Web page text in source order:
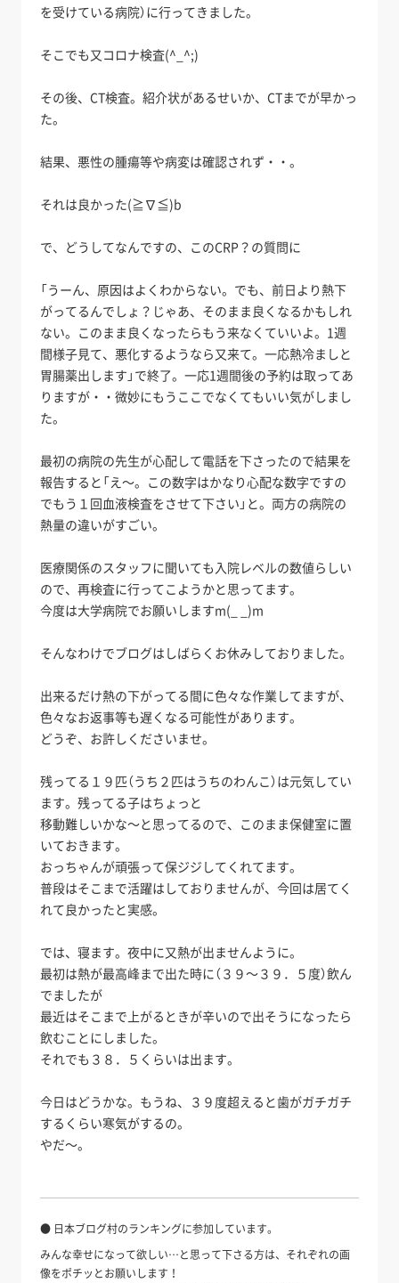
を受けている病院）に行ってきました。
そこでも又コロナ検査(^_^;)
その後、CT検査。紹介状があるせいか、CTまでが早かっ
た。
結果、悪性の腫瘍等や病変は確認されず・・。
それは良かった(≧∇≦)b
で、どうしてなんですの、このCRP？の質問に
「うーん、原因はよくわからない。でも、前日より熱下
がってるんでしょ？じゃあ、そのまま良くなるかもしれ
ない。このまま良くなったらもう来なくていいよ。1週
間様子見て、悪化するようなら又来て。一応熱冷ましと
胃腸薬出します」で終了。一応1週間後の予約は取ってあ
りますが・・微妙にもうここでなくてもいい気がしまし
た。
最初の病院の先生が心配して電話を下さったので結果を
報告すると「え～。この数字はかなり心配な数字ですの
でもう１回血液検査をさせて下さい」と。両方の病院の
熱量の違いがすごい。
医療関係のスタッフに聞いても入院レベルの数値らしい
ので、再検査に行ってこようかと思ってます。
今度は大学病院でお願いしますm(_ _)m
そんなわけでブログはしばらくお休みしておりました。
出来るだけ熱の下がってる間に色々な作業してますが、
色々なお返事等も遅くなる可能性があります。
どうぞ、お許しくださいませ。
残ってる１９匹（うち２匹はうちのわんこ）は元気してい
ます。残ってる子はちょっと
移動難しいかな～と思ってるので、このまま保健室に置
いておきます。
おっちゃんが頑張って保ジジしてくれてます。
普段はそこまで活躍はしておりませんが、今回は居てく
れて良かったと実感。
では、寝ます。夜中に又熱が出ませんように。
最初は熱が最高峰まで出た時に（３９～３９．５度）飲ん
でましたが
最近はそこまで上がるときが辛いので出そうになったら
飲むことにしました。
それでも３８．５くらいは出ます。
今日はどうかな。もうね、３９度超えると歯がガチガチ
するくらい寒気がするの。
やだ～。
● 日本ブログ村のランキングに参加しています。
みんな幸せになって欲しい…と思って下さる方は、それぞれの画
像をポチッとお願いします！